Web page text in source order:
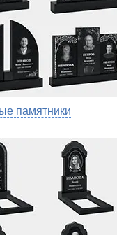
памятники